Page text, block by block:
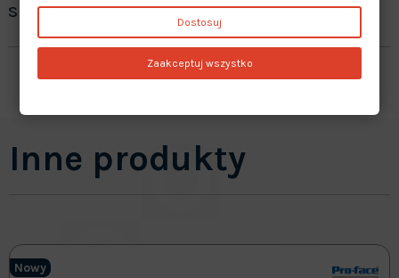
sprzedawane produkty?
Inne produkty
Nowy
Dostosuj
Zaakceptuj wszystko